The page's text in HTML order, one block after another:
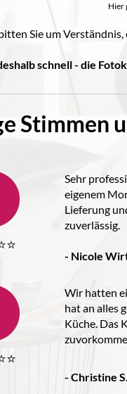
Hier
Sie um
schnell - die
Stimmen
Sehr
eigenem
Lieferung
zuverlässig.
- Nicole
Wir hatten
hat an alles
Küche. Das
- Christine S.